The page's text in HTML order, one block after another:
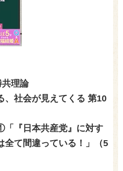
共理論
、社会が見えてくる 第10
「『日本共産党』に対す
全て間違っている！」（5